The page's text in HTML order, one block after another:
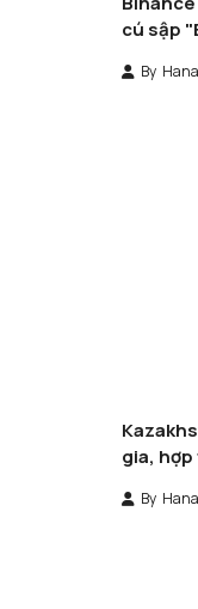
cú sập
By
gia,
By